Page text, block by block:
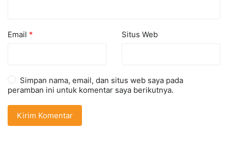
Email * Situs Web
Simpan nama, email, dan situs web saya pada
peramban ini untuk komentar saya berikutnya.